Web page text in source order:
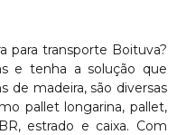
para transporte Boituva?
e tenha a solução que
de madeira, são diversas
pallet longarina, pallet,
estrado e caixa. Com